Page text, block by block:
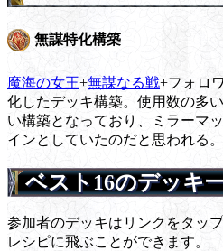
無謀特化構築
魔海の女王+無謀なる戦+フォロ
化したデッキ構築。使用数の多
い構築となっており、ミラーマ
インとしていたのだと思われる。
ベスト16のデッキ
参加者のデッキはリンクをタッ
レシピに飛ぶことができます。